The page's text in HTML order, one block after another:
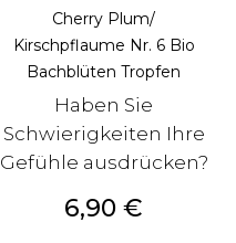
Cherry Plum/
Kirschpflaume Nr. 6 Bio
Bachblüten Tropfen
Haben Sie
Schwierigkeiten Ihre
Gefühle ausdrücken?
Preis
6,90 €